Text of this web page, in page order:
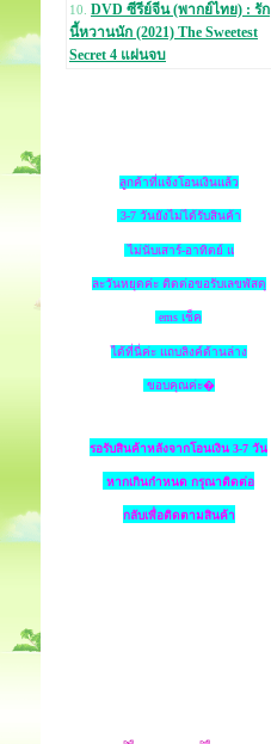
10. DVD ซีรีย์จีน (พากย์ไทย) : รัก
นี้หวานนัก (2021) The Sweetest
Secret 4 แผ่นจบ
ลูกค้าที่แจ้งโอนเงินแล้ว
3-7 วันยังไม่ได้รับสินค้า
ไม่นับเสาร์-อาทิตย์ แ
ละวันหยุดค่ะ ติดต่อขอรับเลขพัสดุ
ems เช็ค
ได้ที่นี่ค่ะ แถบลิงค์ด้านล่าง
ขอบคุณค่ะ�
รอรับสินค้าหลังจากโอนเงิน 3-7 วัน
หากเกินกำหนด กรุณาติดต่อ
กลับเพื่อติดตามสินค้า